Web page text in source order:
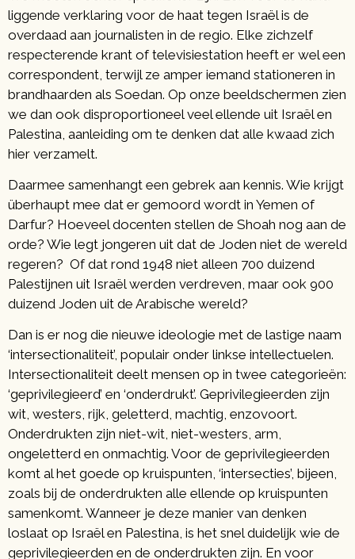
liggende verklaring voor de haat tegen Israël is de
overdaad aan journalisten in de regio. Elke zichzelf
respecterende krant of televisiestation heeft er wel een
correspondent, terwijl ze amper iemand stationeren in
brandhaarden als Soedan. Op onze beeldschermen zien
we dan ook disproportioneel veel ellende uit Israël en
Palestina, aanleiding om te denken dat alle kwaad zich
hier verzamelt.
Daarmee samenhangt een gebrek aan kennis. Wie krijgt
überhaupt mee dat er gemoord wordt in Yemen of
Darfur? Hoeveel docenten stellen de Shoah nog aan de
orde? Wie legt jongeren uit dat de Joden niet de wereld
regeren? Of dat rond 1948 niet alleen 700 duizend
Palestijnen uit Israël werden verdreven, maar ook 900
duizend Joden uit de Arabische wereld?
Dan is er nog die nieuwe ideologie met de lastige naam
‘intersectionaliteit’, populair onder linkse intellectuelen.
Intersectionaliteit deelt mensen op in twee categorieën:
‘geprivilegieerd’ en ‘onderdrukt’. Geprivilegieerden zijn
wit, westers, rijk, geletterd, machtig, enzovoort.
Onderdrukten zijn niet-wit, niet-westers, arm,
ongeletterd en onmachtig. Voor de geprivilegieerden
komt al het goede op kruispunten, ‘intersecties’, bijeen,
zoals bij de onderdrukten alle ellende op kruispunten
samenkomt. Wanneer je deze manier van denken
loslaat op Israël en Palestina, is het snel duidelijk wie de
geprivilegieerden en de onderdrukten zijn. En voor